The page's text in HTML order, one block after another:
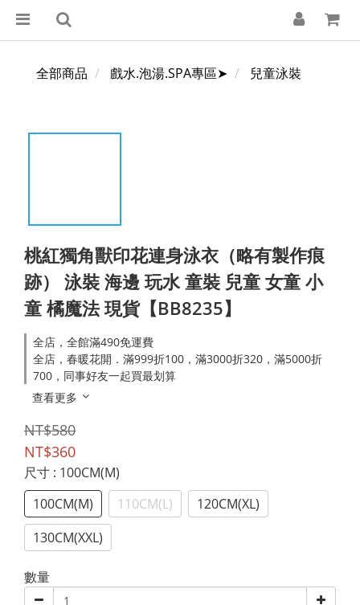
全部商品 戲水.泡湯.SPA專區➤ 兒童泳裝
桃紅獨角獸印花連身泳衣（略有製作痕
跡） 泳裝 海邊 玩水 童裝 兒童 女童 小
童 橘魔法 現貨【BB8235】
全店，全館滿490免運費
全店，春暖花開．滿999折100，滿3000折320，滿5000折
700，同事好友一起買最划算
查看更多
NT$580
NT$360
尺寸 : 100CM(M)
100CM(M)
110CM(L)
120CM(XL)
130CM(XXL)
數量